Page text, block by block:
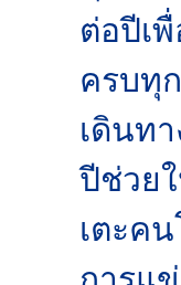
ต่อปีเ
ครบทุ
เดินท
ปีช่วย
เตะค